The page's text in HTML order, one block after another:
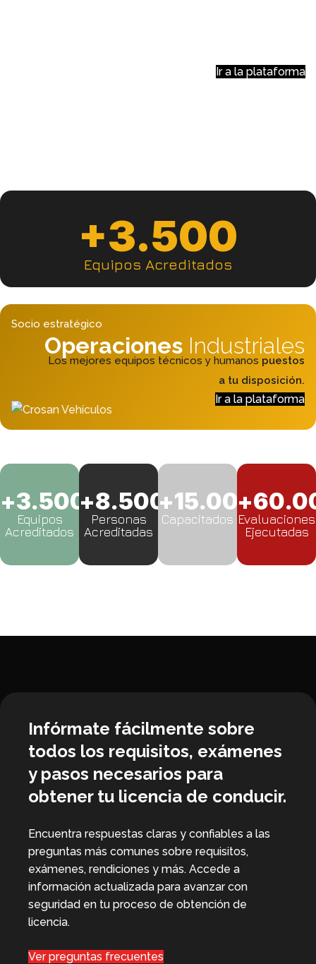
Ir a la plataforma
+3.500
Equipos Acreditados
Socio estratégico
Operaciones Industriales
Los mejores equipos técnicos y humanos puestos
a tu disposición.
Ir a la plataforma
+3.500
Equipos
Acreditados
+8.500
Personas
Acreditadas
+15.000
Capacitados
+
Evaluaciones
Ejecutadas
Infórmate fácilmente sobre
todos los requisitos, exámenes
y pasos necesarios para
obtener tu licencia de conducir.
Encuentra respuestas claras y confiables a las
preguntas más comunes sobre requisitos,
exámenes, rendiciones y más. Accede a
información actualizada para avanzar con
seguridad en tu proceso de obtención de
licencia.
Ver preguntas frecuentes